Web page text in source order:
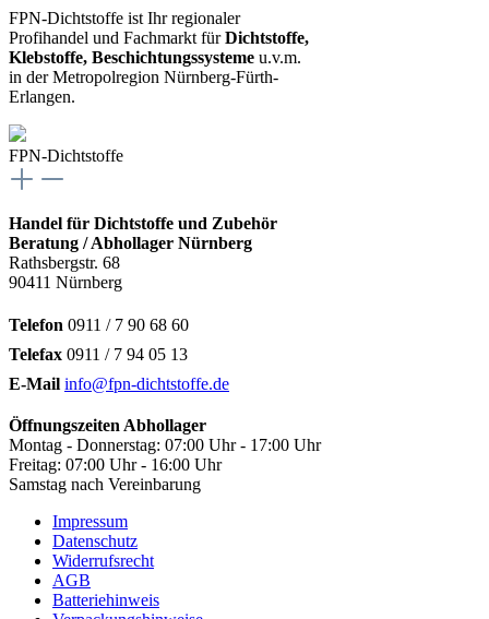
FPN-Dichtstoffe ist Ihr regionaler
Profihandel und Fachmarkt fürDichtstoffe,
Klebstoffe, Beschichtungssysteme u.v.m.
in der Metropolregion Nürnberg-Fürth-
Erlangen.
FPN-Dichtstoffe
Handel für Dichtstoffe und Zubehör
Beratung / Abhollager Nürnberg
Rathsbergstr. 68
90411 Nürnberg
Telefon 0911 / 7 90 68 60
Telefax 0911 / 7 94 05 13
E-Mail info@fpn-dichtstoffe.de
Öffnungszeiten Abhollager
Montag - Donnerstag: 07:00 Uhr - 17:00 Uhr
Freitag: 07:00 Uhr - 16:00 Uhr
Samstag nach Vereinbarung
Impressum
Datenschutz
Widerrufsrecht
AGB
Batteriehinweis